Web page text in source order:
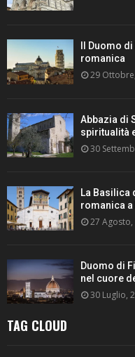
Il Duomo
romanica
29
Abbazia di
spiritualità
30
La Basilica
romanica a
27 Agosto,
Duomo di
nel cuore
30 Luglio,
TAG CLOUD